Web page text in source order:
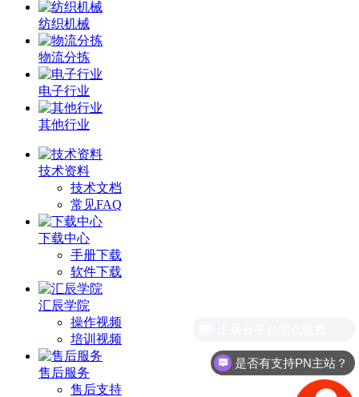
纺织机械
物流分拣
电子行业
其他行业
技术资料
技术文档
常见FAQ
下载中心
手册下载
软件下载
汇辰学院
操作视频
培训视频
售后服务
售后支持
是否有支持PN主站？